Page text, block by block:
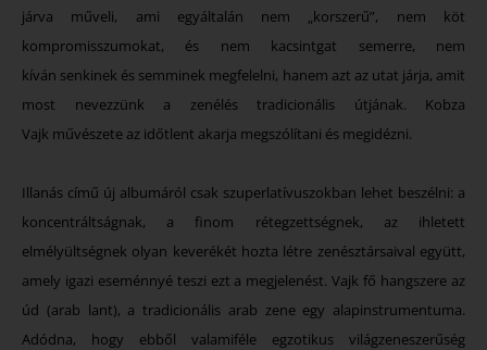
járva műveli, ami egyáltalán nem „korszerű”, nem köt
kompromisszumokat, és nem kacsintgat semerre, nem
kíván senkinek és semminek megfelelni, hanem azt az utat járja, amit
most nevezzünk a zenélés tradicionális útjának. Kobza
Vajk művészete az időtlent akarja megszólítani és megidézni.
Illanás című új albumáról csak szuperlatívuszokban lehet beszélni: a
koncentráltságnak, a finom rétegzettségnek, az ihletett
elmélyültségnek olyan keverékét hozta létre zenésztársaival együtt,
amely igazi eseménnyé teszi ezt a megjelenést. Vajk fő hangszere az
úd (arab lant), a tradicionális arab zene egy alapinstrumentuma.
Adódna, hogy ebből valamiféle egzotikus világzeneszerűség